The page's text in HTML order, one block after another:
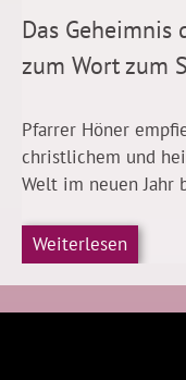
Das Geheimnis
zum Wort zum
Pfarrer Höner
christlichem und
Welt im neuen Jahr
Weiterlesen